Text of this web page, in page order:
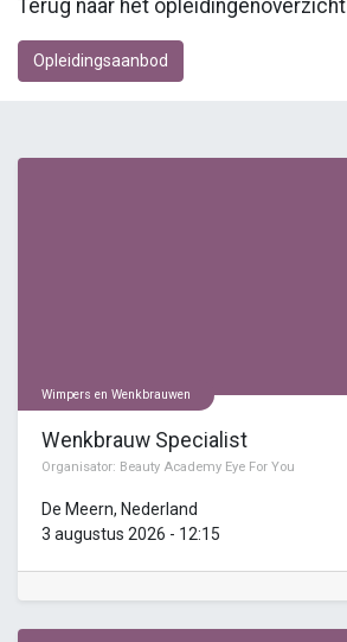
Terug naar het opleidingenoverzicht
Opleidingsaanbod
Wimpers en Wenkbrauwen
Wenkbrauw Specialist
Organisator: Beauty Academy Eye For You
De Meern, Nederland
3 augustus 2026 - 12:15